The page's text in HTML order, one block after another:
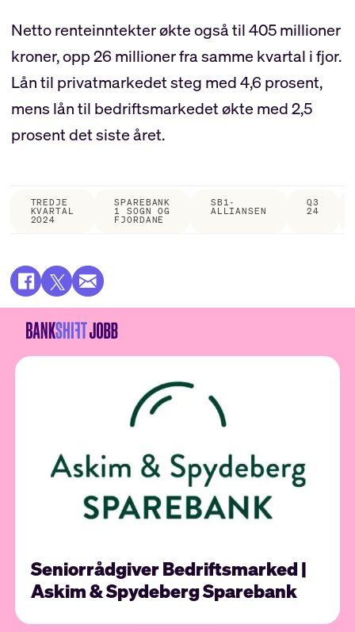
Netto renteinntekter økte også til 405 millioner
kroner, opp 26 millioner fra samme kvartal i fjor.
Lån til privatmarkedet steg med 4,6 prosent,
mens lån til bedriftsmarkedet økte med 2,5
prosent det siste året.
TREDJE
KVARTAL
2024
SPAREBANK
1 SOGN OG
FJORDANE
SB1-
ALLIANSEN
Q3
24
Seniorrådgiver Bedriftsmarked |
Askim & Spydeberg Sparebank